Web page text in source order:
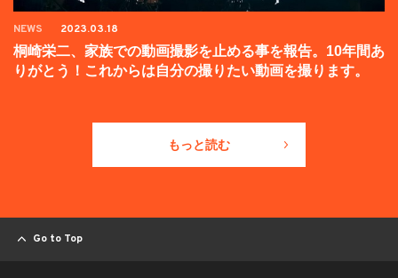
NEWS 2023.03.18
桐崎栄二、家族での動画撮影を止める事を報告。10年間あ
りがとう！これからは自分の撮りたい動画を撮ります。
もっと読む
Go to Top